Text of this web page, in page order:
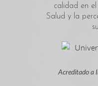
calidad en
Salud y la
Acreditado a